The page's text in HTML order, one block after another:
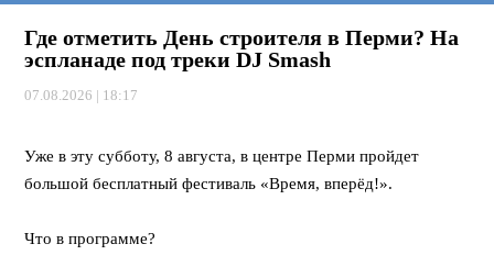
Где отметить День строителя в Перми? На
эспланаде под треки DJ Smash
07.08.2026 | 18:17
Уже в эту субботу, 8 августа, в центре Перми пройдет
большой бесплатный фестиваль «Время, вперёд!».
Что в программе?